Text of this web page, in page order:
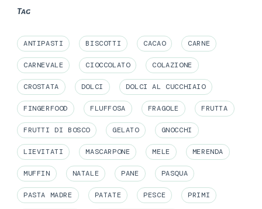
Tag
ANTIPASTI BISCOTTI CACAO CARNE
CARNEVALE CIOCCOLATO COLAZIONE
CROSTATA DOLCI DOLCI AL CUCCHIAIO
FINGERFOOD FLUFFOSA FRAGOLE FRUTTA
FRUTTI DI BOSCO GELATO GNOCCHI
LIEVITATI MASCARPONE MELE MERENDA
MUFFIN NATALE PANE PASQUA
PASTA MADRE PATATE PESCE PRIMI